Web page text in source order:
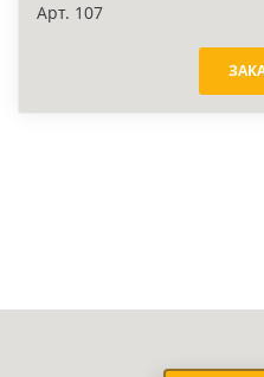
Арт. 107